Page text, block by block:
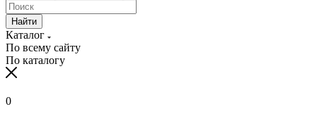
Найти
Каталог
По всему сайту
По каталогу
0